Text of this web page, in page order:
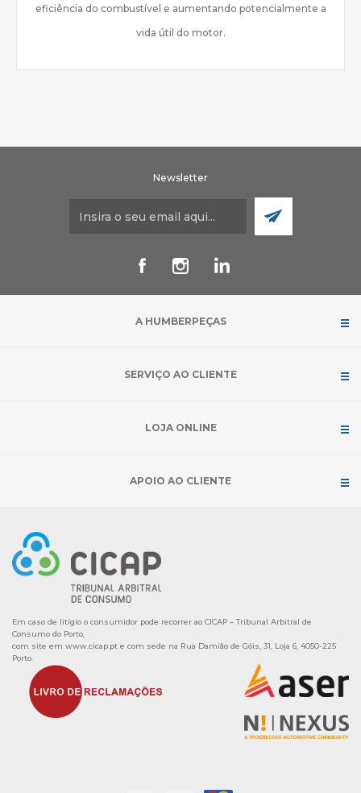
eficiência do combustível e aumentando potencialmente a
vida útil do motor.
Newsletter
A HUMBERPEÇAS
SERVIÇO AO CLIENTE
LOJA ONLINE
APOIO AO CLIENTE
Em caso de litígio o consumidor pode recorrer ao CICAP – Tribunal Arbitral de
Consumo do Porto,
com site em www.cicap.pt e com sede na Rua Damião de Góis, 31, Loja 6, 4050-225
Porto.